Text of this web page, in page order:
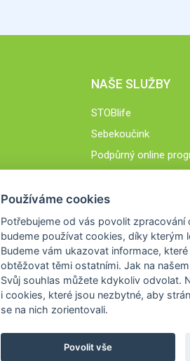
NAŠE SLUŽBY
STOBlife
Sebekoučink
Podpůrný online
Používáme cookies
Potřebujeme od vás povolit zpracování
budeme používat cookies, díky kterým
Budeme vám ukazovat informace,
obtěžovat těmi ostatními. Jak na
Svůj souhlas můžete kdykoliv odvolat.
i cookies, které jsou nezbytné, aby
se na nich zorientovali.
Povolit vše